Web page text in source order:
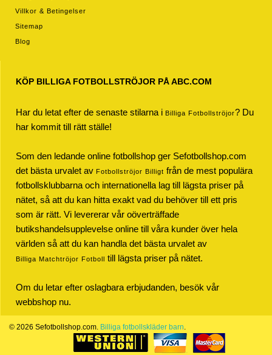
Villkor & Betingelser
Sitemap
Blog
KÖP BILLIGA FOTBOLLSTRÖJOR PÅ ABC.COM
Har du letat efter de senaste stilarna i Billiga Fotbollströjor? Du
har kommit till rätt ställe!
Som den ledande online fotbollshop ger Sefotbollshop.com
det bästa urvalet av Fotbollströjor Billigt från de mest populära
fotbollsklubbarna och internationella lag till lägsta priser på
nätet, så att du kan hitta exakt vad du behöver till ett pris
som är rätt. Vi levererar vår oöverträffade
butikshandelsupplevelse online till våra kunder över hela
världen så att du kan handla det bästa urvalet av
Billiga Matchtröjor Fotboll till lägsta priser på nätet.
Om du letar efter oslagbara erbjudanden, besök vår
webbshop nu.
© 2026 Sefotbollshop.com. Billiga fotbollskläder barn.